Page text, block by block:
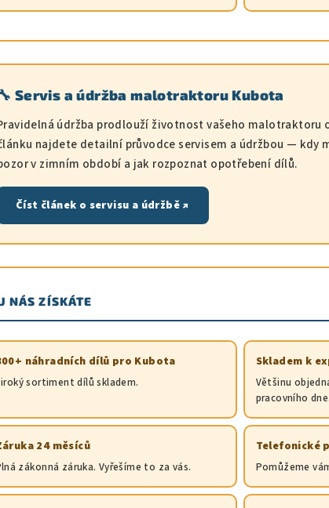
Servis a údržba malotraktoru Kubota
údržba prodlouží životnost vašeho malotraktoru
najdete detailní průvodce servisem a údržbou — kdy
v zimním období a jak rozpoznat opotřebení dílů.
Číst článek o servisu a údržbě ↗
NÁS ZÍSKÁTE
náhradních dílů pro Kubota
sortiment dílů skladem.
Skladem k
Většinu
pracovního dne.
24 měsíců
zákonná záruka. Vyřešíme to za vás.
Telefonické
Pomůžeme